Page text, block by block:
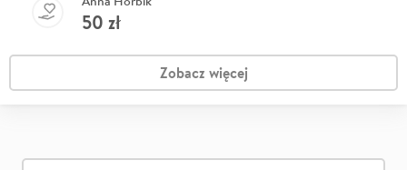
50 zł
Zobacz więcej